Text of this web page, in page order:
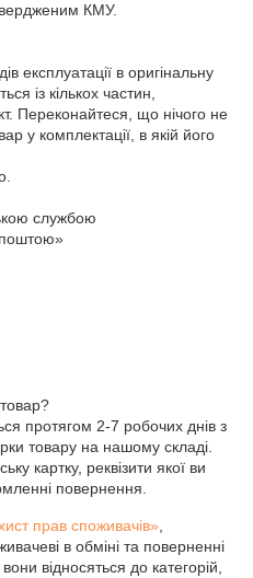
КМУ.
експлуатації в оригінальну
із кількох частин,
Переконайтеся, що нічого не
у комплектації, в якій його
службою
протягом 2-7 робочих днів з
товару на нашому складі.
картку, реквізити якої ви
повернення.
прав споживачів»
в обміні та поверненні
відносяться до категорій,